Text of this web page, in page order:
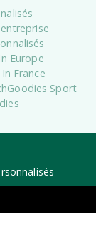
Europe
France
Goodies Sport